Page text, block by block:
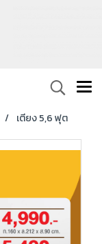
เตียง 5,6 ฟุต